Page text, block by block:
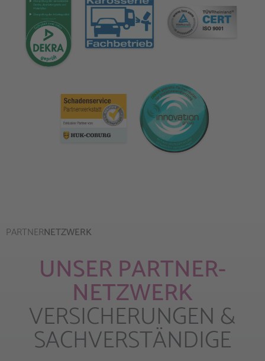
PARTNER­­NETZWERK
UNSER PARTNER­
NETZWERK
VERSICHER­UNGEN &
SACHVER­STÄNDIGE